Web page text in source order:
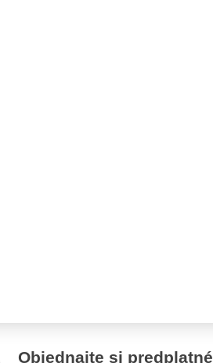
Objednajte si predplatné